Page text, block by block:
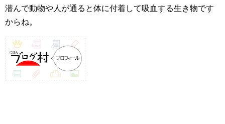
潜んで動物や人が通ると体に付着して吸血する生き物です
からね。